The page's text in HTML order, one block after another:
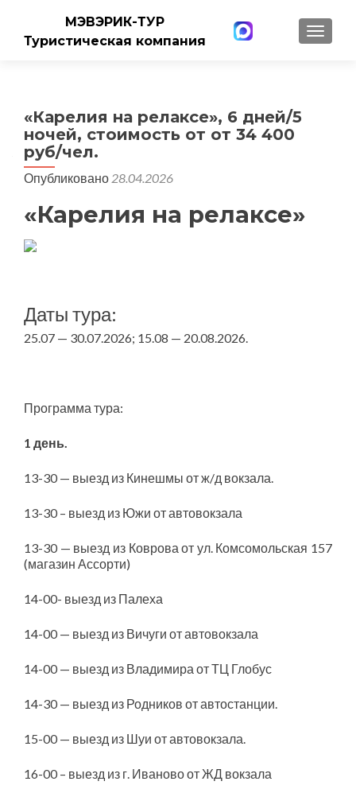
МЭВЭРИК-ТУР
Туристическая компания
«Карелия на релаксе», 6 дней/5
ночей, стоимость от от 34 400
руб/чел.
Опубликовано 28.04.2026
«Карелия на релаксе»
Даты тура:
25.07 — 30.07.2026; 15.08 — 20.08.2026.
Программа тура:
1 день.
13-30 — выезд из Кинешмы от ж/д вокзала.
13-30 – выезд из Южи от автовокзала
13-30 — выезд из Коврова от ул. Комсомольская 157
(магазин Ассорти)
14-00- выезд из Палеха
14-00 — выезд из Вичуги от автовокзала
14-00 — выезд из Владимира от ТЦ Глобус
14-30 — выезд из Родников от автостанции.
15-00 — выезд из Шуи от автовокзала.
16-00 – выезд из г. Иваново от ЖД вокзала